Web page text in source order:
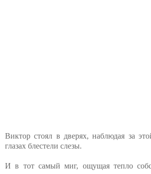
Виктор стоял в дверях, наблюдая за
глазах блестели слезы.
И в тот самый миг, ощущая тепло